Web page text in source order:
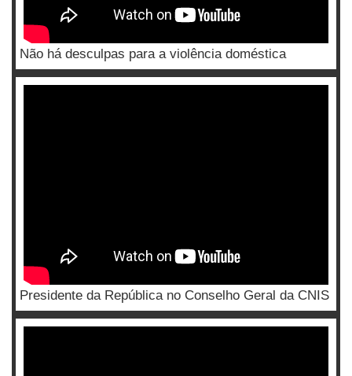
Não há desculpas para a violência doméstica
Presidente da República no Conselho Geral da CNIS